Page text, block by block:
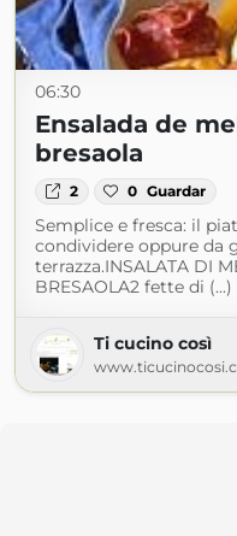
06:30
Ensalada de
bresaola
2 0 Guardar
Semplice e fresca: il
condividere oppure da
terrazza.INSALATA DI
BRESAOLA2 fette di (...)
Ti cucino così